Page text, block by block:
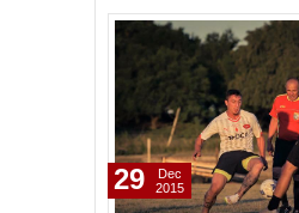
29
Dec
2015